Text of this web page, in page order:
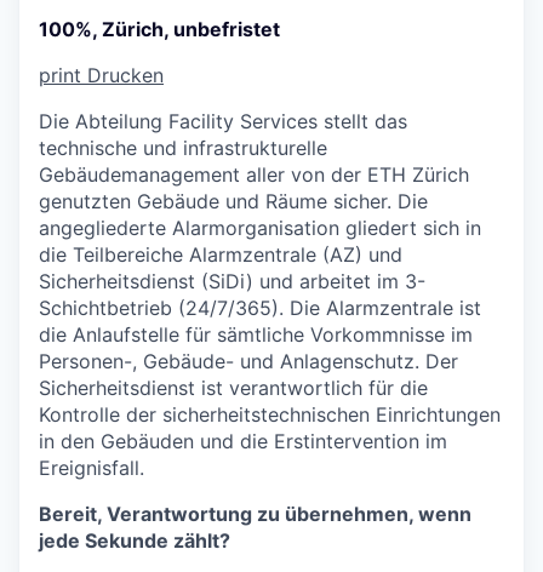
100%, Zürich, unbefristet
print Drucken
Die Abteilung Facility Services stellt das
technische und infrastrukturelle
Gebäudemanagement aller von der ETH Zürich
genutzten Gebäude und Räume sicher. Die
angegliederte Alarmorganisation gliedert sich in
die Teilbereiche Alarmzentrale (AZ) und
Sicherheitsdienst (SiDi) und arbeitet im 3-
Schichtbetrieb (24/7/365). Die Alarmzentrale ist
die Anlaufstelle für sämtliche Vorkommnisse im
Personen-, Gebäude- und Anlagenschutz. Der
Sicherheitsdienst ist verantwortlich für die
Kontrolle der sicherheitstechnischen Einrichtungen
in den Gebäuden und die Erstintervention im
Ereignisfall.
Bereit, Verantwortung zu übernehmen, wenn
jede Sekunde zählt?